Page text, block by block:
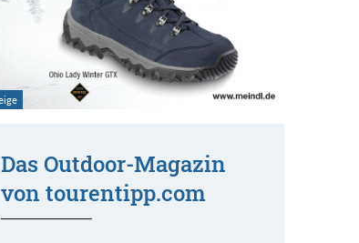
Das Outdoor-Magazin
von tourentipp.com